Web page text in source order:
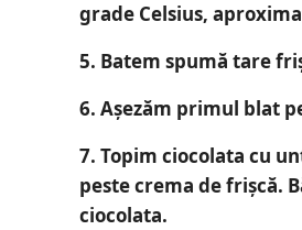
grade Celsius,
5. Batem spumă tare
6. Așezăm primul blat
7. Topim ciocolata cu
peste crema de frișcă.
ciocolata.